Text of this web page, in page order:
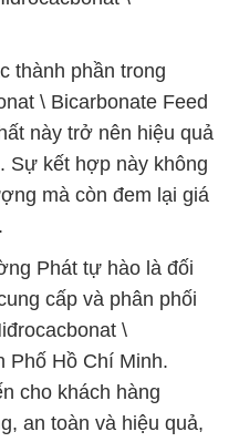
thành phần trong
\ Bicarbonate Feed
này trở nên hiệu quả
Sự kết hợp này không
mà còn đem lại giá
Phát tự hào là đối
cấp và phân phối
\
Phố Hồ Chí Minh.
cho khách hàng
an toàn và hiệu quả,